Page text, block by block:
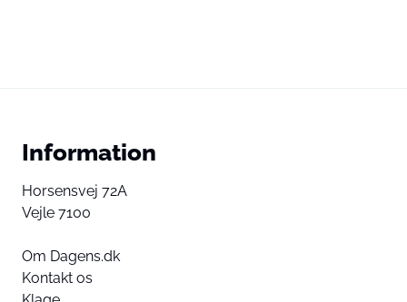
Information
Horsensvej 72A
Vejle 7100
Om Dagens.dk
Kontakt os